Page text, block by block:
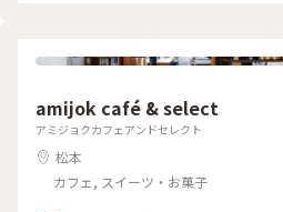
amijok café & select
アミジョクカフェアンドセレクト
松本
カフェ, スイーツ・お菓子